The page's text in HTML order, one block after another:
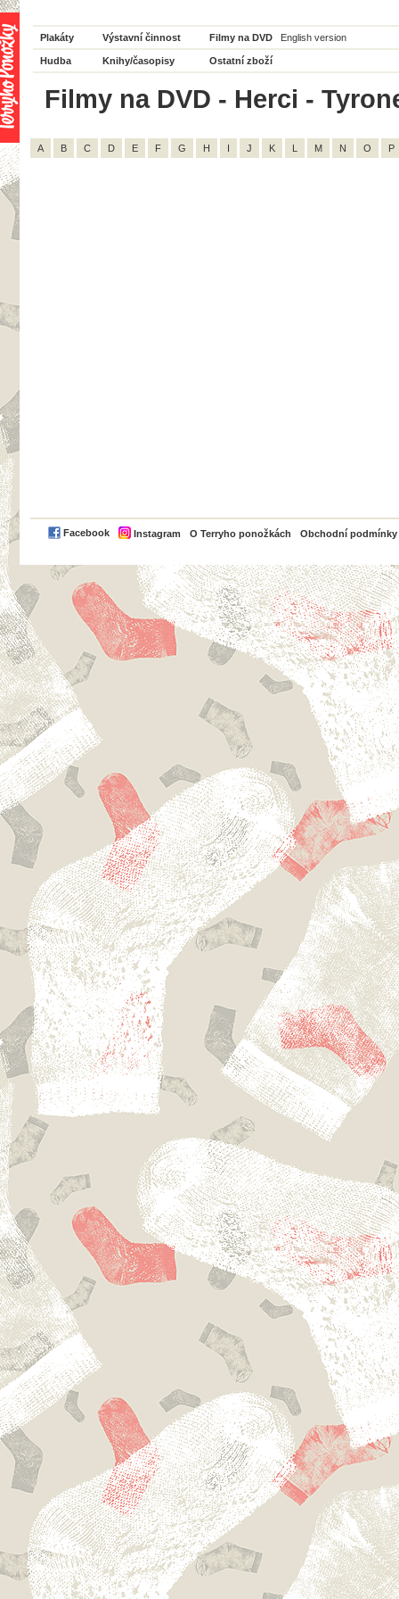
Plakáty Výstavní činnost Filmy na DVD English version
Hudba Knihy/časopisy Ostatní zboží
Filmy na DVD - Herci -
A B C D E F G H I J K L M N O P
Facebook Instagram O Terryho ponožkách Obchodní podmínky
PayPal